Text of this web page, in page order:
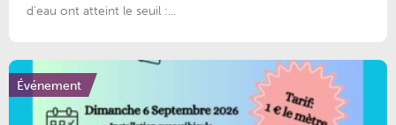
d'eau ont atteint le seuil :...
Événement